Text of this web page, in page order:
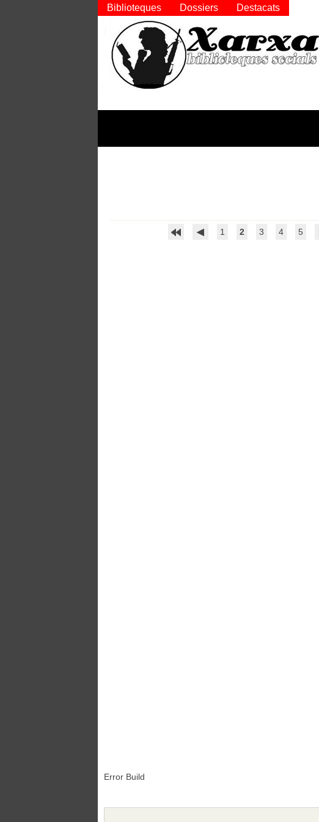
1 2 3 4 5
Error Build
Biblioteques Dossiers Destacats